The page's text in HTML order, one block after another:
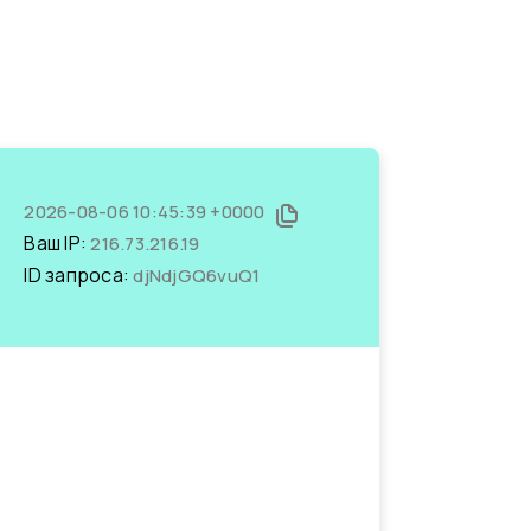
2026-08-06 10:45:39 +0000
Ваш IP:216.73.216.19
ID запроса:djNdjGQ6vuQ1